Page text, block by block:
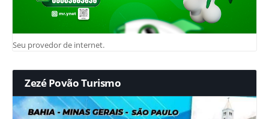
Seu provedor de internet.
Zezé Povão Turismo